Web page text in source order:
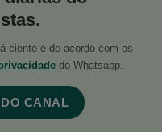
ciente e de acordo com os
do Whatsapp.
CANAL